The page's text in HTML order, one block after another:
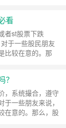
看
者st股票下跌
于一些股民朋友
比较在意的。那
？
，系统撮合，遵守
一些朋友来说，
在意的。那么，股